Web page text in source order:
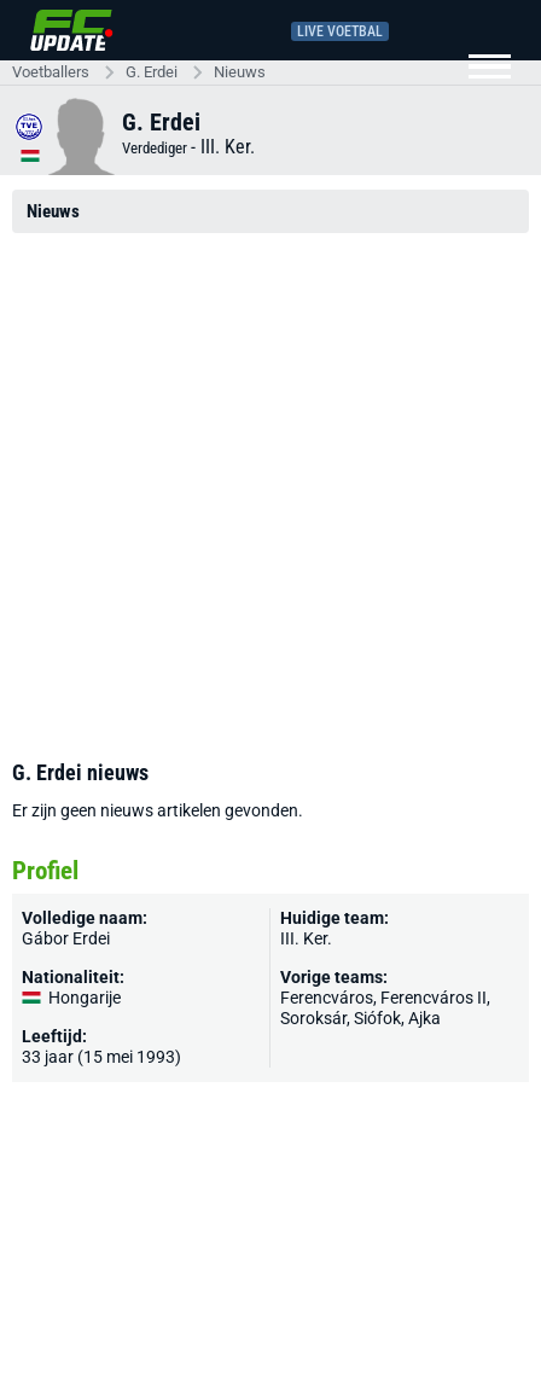
LIVE VOETBAL
Voetballers G. Erdei Nieuws
G. Erdei
Verdediger - III. Ker.
Nieuws
G. Erdei nieuws
Er zijn geen nieuws artikelen gevonden.
Profiel
Volledige naam:
Gábor Erdei
Nationaliteit:
Hongarije
Leeftijd:
33 jaar (15 mei 1993)
Huidige team:
III. Ker.
Vorige teams:
Ferencváros, Ferencváros II,
Soroksár, Siófok, Ajka